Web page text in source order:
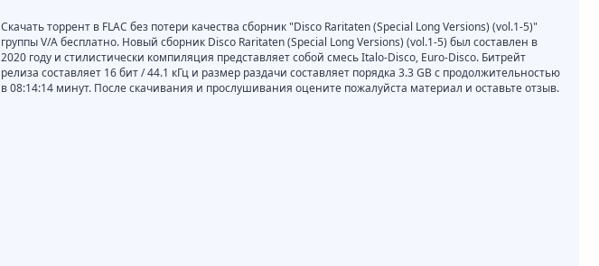
Скачать торрент в FLAC без потери качества сборник "Disco Raritaten (Special Long Versions) (vol.1-5)"
группы V/A бесплатно. Новый сборник Disco Raritaten (Special Long Versions) (vol.1-5) был составлен в
2020 году и стилистически компиляция представляет собой смесь Italo-Disco, Euro-Disco. Битрейт
релиза составляет 16 бит / 44.1 кГц и размер раздачи составляет порядка 3.3 GB с продолжительностью
в 08:14:14 минут. После скачивания и прослушивания оцените пожалуйста материал и оставьте отзыв.